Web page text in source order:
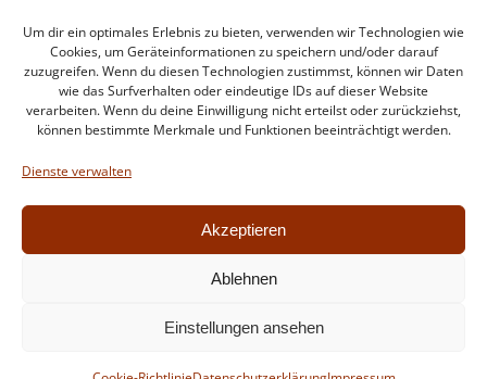
Um dir ein optimales Erlebnis zu bieten, verwenden wir Technologien wie
Cookies, um Geräteinformationen zu speichern und/oder darauf
zuzugreifen. Wenn du diesen Technologien zustimmst, können wir Daten
wie das Surfverhalten oder eindeutige IDs auf dieser Website
verarbeiten. Wenn du deine Einwilligung nicht erteilst oder zurückziehst,
können bestimmte Merkmale und Funktionen beeinträchtigt werden.
Dienste verwalten
Akzeptieren
Ablehnen
Einstellungen ansehen
Intern
© 2026 Feuerwehr Walldorf. Created for free using